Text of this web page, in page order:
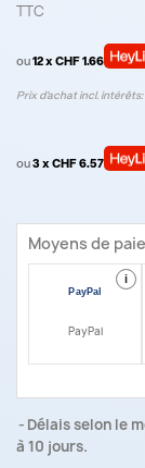
TTC
ou12 x CHF 1.66
Prix d’achat incl. intérêts:
ou3 x CHF 6.57
Moyens de
i
PayPal
Délais selon le
à 10 jours.